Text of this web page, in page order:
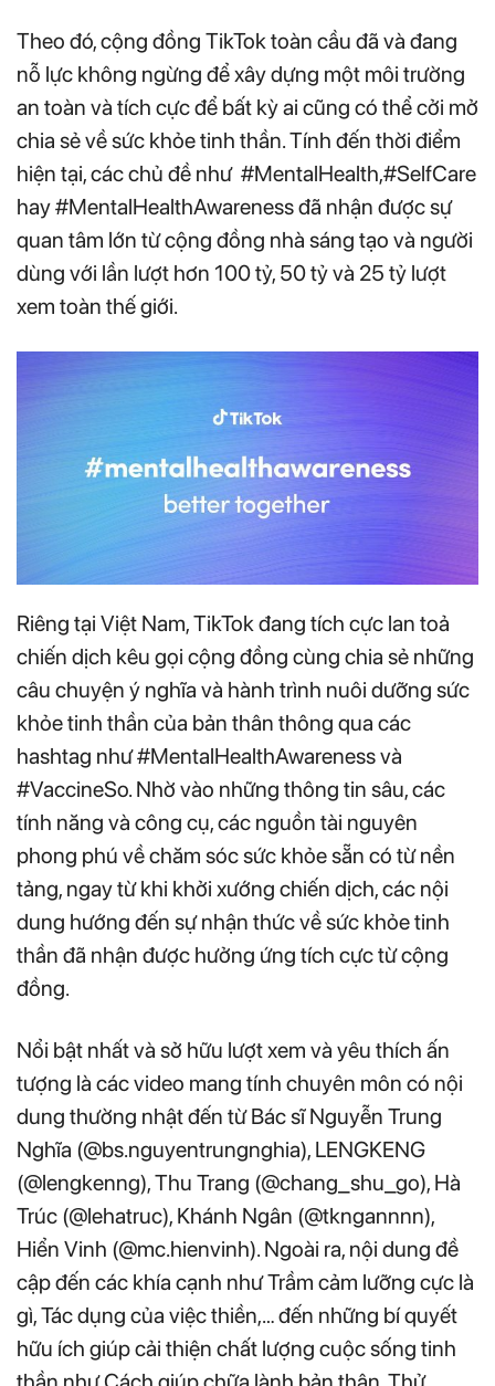
Theo đó, cộng đồng TikTok toàn cầu đã và đang
nỗ lực không ngừng để xây dựng một môi trường
an toàn và tích cực để bất kỳ ai cũng có thể cởi mở
chia sẻ về sức khỏe tinh thần. Tính đến thời điểm
hiện tại, các chủ đề như #MentalHealth,#SelfCare
hay #MentalHealthAwareness đã nhận được sự
quan tâm lớn từ cộng đồng nhà sáng tạo và người
dùng với lần lượt hơn 100 tỷ, 50 tỷ và 25 tỷ lượt
xem toàn thế giới.
Riêng tại Việt Nam, TikTok đang tích cực lan toả
chiến dịch kêu gọi cộng đồng cùng chia sẻ những
câu chuyện ý nghĩa và hành trình nuôi dưỡng sức
khỏe tinh thần của bản thân thông qua các
hashtag như #MentalHealthAwareness và
#VaccineSo. Nhờ vào những thông tin sâu, các
tính năng và công cụ, các nguồn tài nguyên
phong phú về chăm sóc sức khỏe sẵn có từ nền
tảng, ngay từ khi khởi xướng chiến dịch, các nội
dung hướng đến sự nhận thức về sức khỏe tinh
thần đã nhận được hưởng ứng tích cực từ cộng
đồng.
Nổi bật nhất và sở hữu lượt xem và yêu thích ấn
tượng là các video mang tính chuyên môn có nội
dung thường nhật đến từ Bác sĩ Nguyễn Trung
Nghĩa (@bs.nguyentrungnghia), LENGKENG
(@lengkenng), Thu Trang (@chang_shu_go), Hà
Trúc (@lehatruc), Khánh Ngân (@tkngannnn),
Hiển Vinh (@mc.hienvinh). Ngoài ra, nội dung đề
cập đến các khía cạnh như Trầm cảm lưỡng cực là
gì, Tác dụng của việc thiền,… đến những bí quyết
hữu ích giúp cải thiện chất lượng cuộc sống tinh